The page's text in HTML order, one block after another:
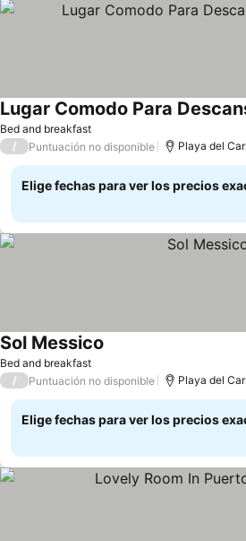
Bed and breakfast
Lugar Comodo Para
/ Puntuación no disponible
Elige fechas para ver los precios
Bed and breakfast
Sol Messico
/ Puntuación no disponible
Elige fechas para ver los precios